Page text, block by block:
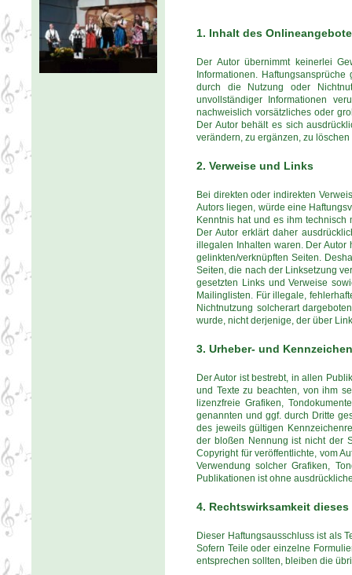
1. Inhalt des
Der Autor übernimmt keinerlei
Informationen.
durch die Nutzung oder
unvollständiger Informationen
nachweislich vorsätzliches oder
Der Autor behält es sich
verändern, zu ergänzen, zu
2. Verweise und Links
Bei direkten oder indirekten
Autors liegen, würde eine
Kenntnis hat und es ihm
Der Autor erklärt daher
illegalen Inhalten waren. Der
gelinkten/verknüpften Seiten.
Seiten, die nach der Linksetzung
gesetzten Links und Verweise
Mailinglisten. Für illegale,
Nichtnutzung solcherart
wurde, nicht derjenige, der über
3. Urheber- und
Der Autor ist bestrebt, in allen
und Texte zu beachten, von ihm
lizenzfreie Grafiken,
genannten und ggf. durch Dritte
des jeweils gültigen
der bloßen Nennung ist nicht der
Copyright für veröffentlichte, vom
Verwendung solcher Grafiken,
Publikationen ist ohne
4. Rechtswirksamkeit
Dieser Haftungsausschluss ist als
Sofern Teile oder einzelne
entsprechen sollten, bleiben die